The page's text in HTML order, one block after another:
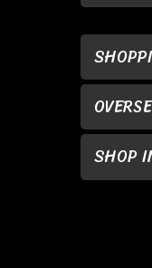
SHOP